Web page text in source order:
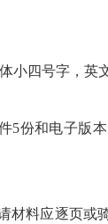
四号字，英文
份和电子版
料应逐页或